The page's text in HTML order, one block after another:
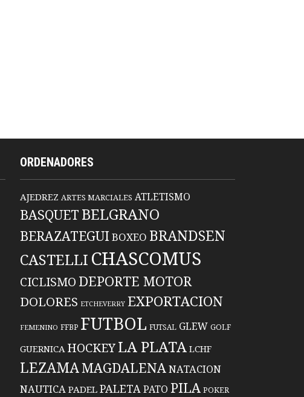
ORDENADORES
AJEDREZ ARTES MARCIALES ATLETISMO
BASQUET BELGRANO
BERAZATEGUIBOXEO BRANDSEN
CASTELLI CHASCOMUS
CICLISMO DEPORTE MOTOR
DOLORES ETCHEVERRY EXPORTACION
FEMENINO FFBP FUTBOL FUTSAL GLEW GOLF
GUERNICA HOCKEYLA PLATA LCHF
LEZAMAMAGDALENANATACION
NAUTICA PADEL PALETAPATO PILA POKER